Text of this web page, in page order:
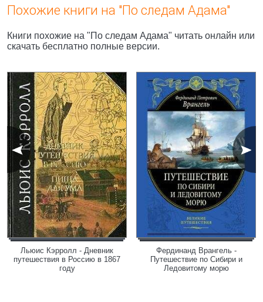
Похожие книги на "По следам Адама"
Книги похожие на "По следам Адама" читать онлайн или
скачать бесплатно полные версии.
Льюис Кэрролл - Дневник
путешествия в Россию в 1867
году
Фердинанд Врангель -
Путешествие по Сибири и
Ледовитому морю